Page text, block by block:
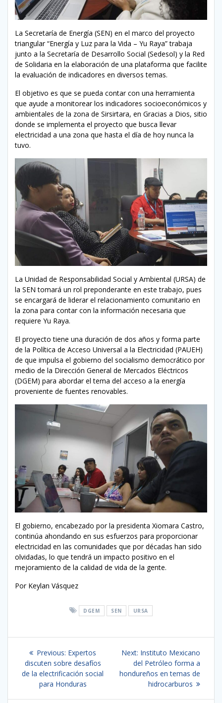
La Secretaría de Energía (SEN) en el marco del proyecto
triangular “Energía y Luz para la Vida – Yu Raya” trabaja
junto a la Secretaría de Desarrollo Social (Sedesol) y la Red
de Solidaria en la elaboración de una plataforma que facilite
la evaluación de indicadores en diversos temas.
El objetivo es que se pueda contar con una herramienta
que ayude a monitorear los indicadores socioeconómicos y
ambientales de la zona de Sirsirtara, en Gracias a Dios, sitio
donde se implementa el proyecto que busca llevar
electricidad a una zona que hasta el día de hoy nunca la
tuvo.
La Unidad de Responsabilidad Social y Ambiental (URSA) de
la SEN tomará un rol preponderante en este trabajo, pues
se encargará de liderar el relacionamiento comunitario en
la zona para contar con la información necesaria que
requiere Yu Raya.
El proyecto tiene una duración de dos años y forma parte
de la Política de Acceso Universal a la Electricidad (PAUEH)
de que impulsa el gobierno del socialismo democrático por
medio de la Dirección General de Mercados Eléctricos
(DGEM) para abordar el tema del acceso a la energía
proveniente de fuentes renovables.
El gobierno, encabezado por la presidenta Xiomara Castro,
continúa ahondando en sus esfuerzos para proporcionar
electricidad en las comunidades que por décadas han sido
olvidadas, lo que tendrá un impacto positivo en el
mejoramiento de la calidad de vida de la gente.
Por Keylan Vásquez
DGEM SEN URSA
Navegación
de
entradas
Previous: Previous
post:
Expertos
discuten sobre desafíos
de la electrificación social
para Honduras
Next: Next
post:
Instituto Mexicano
del Petróleo forma a
hondureños en temas de
hidrocarburos